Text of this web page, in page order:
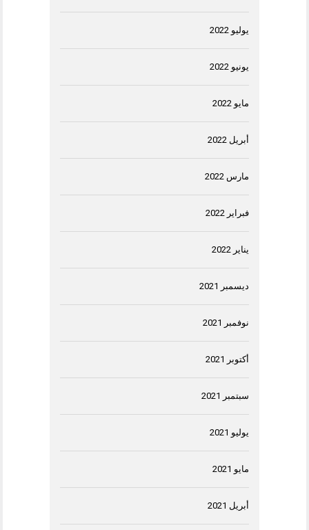
يوليو 2022
يونيو 2022
مايو 2022
أبريل 2022
مارس 2022
فبراير 2022
يناير 2022
ديسمبر 2021
نوفمبر 2021
أكتوبر 2021
سبتمبر 2021
يوليو 2021
مايو 2021
أبريل 2021